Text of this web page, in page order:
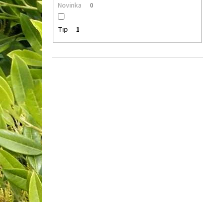
Novinka 0
Tip 1